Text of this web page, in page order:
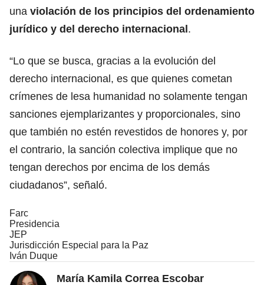
una violación de los principios del ordenamiento
jurídico y del derecho internacional.
“Lo que se busca, gracias a la evolución del
derecho internacional, es que quienes cometan
crímenes de lesa humanidad no solamente tengan
sanciones ejemplarizantes y proporcionales, sino
que también no estén revestidos de honores y, por
el contrario, la sanción colectiva implique que no
tengan derechos por encima de los demás
ciudadanos”, señaló.
Farc
Presidencia
JEP
Jurisdicción Especial para la Paz
Iván Duque
María Kamila Correa Escobar